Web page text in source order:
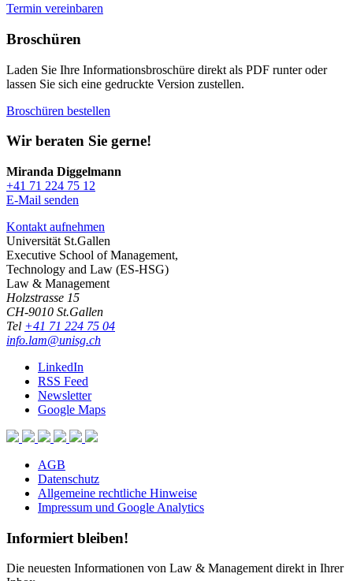
Termin vereinbaren
Broschüren
Laden Sie Ihre Informationsbroschüre direkt als PDF runter oder
lassen Sie sich eine gedruckte Version zustellen.
Broschüren bestellen
Wir beraten Sie gerne!
Miranda Diggelmann
+41 71 224 75 12
E-Mail senden
Kontakt aufnehmen
Universität St.Gallen
Executive School of Management,
Technology and Law (ES-HSG)
Law & Management
Holzstrasse 15
CH-9010 St.Gallen
Tel +41 71 224 75 04
info.lam@unisg.ch
LinkedIn
RSS Feed
Newsletter
Google Maps
AGB
Datenschutz
Allgemeine rechtliche Hinweise
Impressum und Google Analytics
Informiert bleiben!
Die neuesten Informationen von Law & Management direkt in Ihrer